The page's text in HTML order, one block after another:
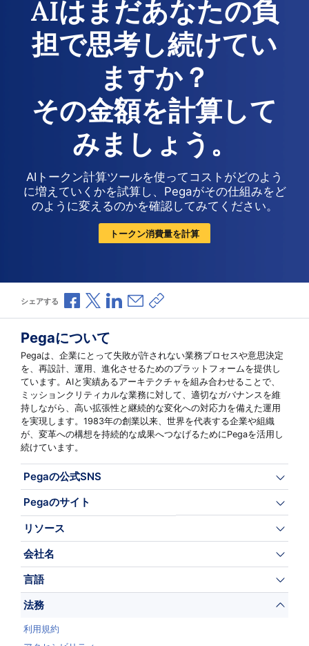
AIはまだあなたの負
担で思考し続けてい
ますか？
その金額を計算して
みましょう。
AIトークン計算ツールを使ってコストがどのよう
に増えていくかを試算し、Pegaがその仕組みをど
のように変えるのかを確認してみてください。
トークン消費量を計算
シェアする Facebookで共有
Xで共有LinkedInで共有
メールで共有
共有リンクをコピー
Pegaについて
Pegaは、企業にとって失敗が許されない業務プロセスや意思決定
を、再設計、運用、進化させるためのプラットフォームを提供し
ています。AIと実績あるアーキテクチャを組み合わせることで、
ミッションクリティカルな業務に対して、適切なガバナンスを維
持しながら、高い拡張性と継続的な変化への対応力を備えた運用
を実現します。1983年の創業以来、世界を代表する企業や組織
が、変革への構想を持続的な成果へつなげるためにPegaを活用し
続けています。
Pegaの公式SNS
Pegaのサイト
リソース
会社名
言語
法務
利用規約